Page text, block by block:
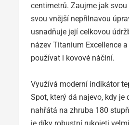
centimetrů. Zaujme jak svou
svou vnější nepřilnavou
usnadňuje její celkovou
název Titanium Excellence
používat i kovové náčiní.
Využívá moderní indikátor
Spot, který dá najevo, kdy je
nahřátá na zhruba 180
je díky robustní rukojeti